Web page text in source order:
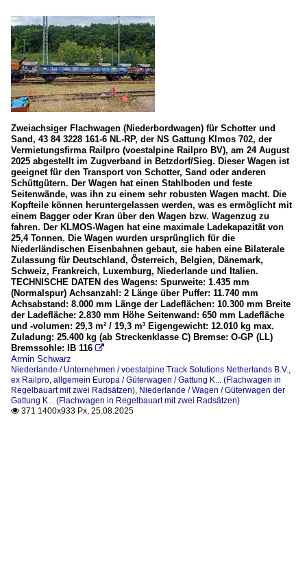
Zweiachsiger Flachwagen (Niederbordwagen) für Schotter und
Sand, 43 84 3228 161-6 NL-RP, der NS Gattung Klmos 702, der
Vermietungsfirma Railpro (voestalpine Railpro BV), am 24 August
2025 abgestellt im Zugverband in Betzdorf/Sieg. Dieser Wagen ist
geeignet für den Transport von Schotter, Sand oder anderen
Schüttgütern. Der Wagen hat einen Stahlboden und feste
Seitenwände, was ihn zu einem sehr robusten Wagen macht. Die
Kopfteile können heruntergelassen werden, was es ermöglicht mit
einem Bagger oder Kran über den Wagen bzw. Wagenzug zu
fahren. Der KLMOS-Wagen hat eine maximale Ladekapazität von
25,4 Tonnen. Die Wagen wurden ursprünglich für die
Niederländischen Eisenbahnen gebaut, sie haben eine Bilaterale
Zulassung für Deutschland, Österreich, Belgien, Dänemark,
Schweiz, Frankreich, Luxemburg, Niederlande und Italien.
TECHNISCHE DATEN des Wagens: Spurweite: 1.435 mm
(Normalspur) Achsanzahl: 2 Länge über Puffer: 11.740 mm
Achsabstand: 8.000 mm Länge der Ladeflächen: 10.300 mm Breite
der Ladefläche: 2.830 mm Höhe Seitenwand: 650 mm Ladefläche
und -volumen: 29,3 m² / 19,3 m³ Eigengewicht: 12.010 kg max.
Zuladung: 25.400 kg (ab Streckenklasse C) Bremse: O-GP (LL)
Bremssohle: IB 116 
Armin Schwarz
Niederlande / Unternehmen / voestalpine Track Solutions Netherlands B.V.,
ex Railpro, allgemein Europa / Güterwagen / Gattung K... (Flachwagen in
Regelbauart mit zwei Radsätzen), Niederlande / Wagen / Güterwagen der
Gattung K... (Flachwagen in Regelbauart mit zwei Radsätzen)
 371 1400x933 Px, 25.08.2025